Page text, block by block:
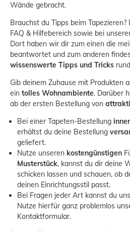
Wände gebracht.
Brauchst du Tipps beim
FAQ & Hilfebereich sowie bei
Dort haben wir dir zum einen die
beantwortet und zum anderen
wissenswerte Tipps und Tricks
Gib deinem Zuhause mit Produkten
ein tolles Wohnambiente. Darüber
ab der ersten Bestellung von
Bei einer Tapeten-Bestellung
erhältst du deine Bestellung
geliefert.
Nutze unseren kostengünstigen
Musterstück, kannst du dir deine
schicken lassen und schauen, ob
deinen Einrichtungsstil passt.
Bei Fragen jeder Art kannst du
Nutze hierfür ganz problemlos
Kontaktformular.